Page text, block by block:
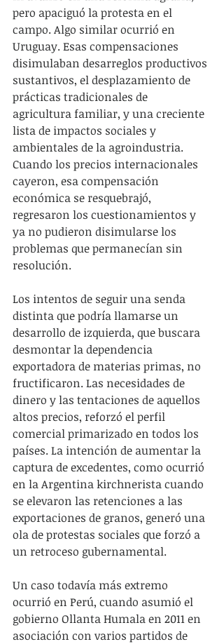
pero apaciguó la protesta en el
campo. Algo similar ocurrió en
Uruguay. Esas compensaciones
disimulaban desarreglos productivos
sustantivos, el desplazamiento de
prácticas tradicionales de
agricultura familiar, y una creciente
lista de impactos sociales y
ambientales de la agroindustria.
Cuando los precios internacionales
cayeron, esa compensación
económica se resquebrajó,
regresaron los cuestionamientos y
ya no pudieron disimularse los
problemas que permanecían sin
resolución.
Los intentos de seguir una senda
distinta que podría llamarse un
desarrollo de izquierda, que buscara
desmontar la dependencia
exportadora de materias primas, no
fructificaron. Las necesidades de
dinero y las tentaciones de aquellos
altos precios, reforzó el perfil
comercial primarizado en todos los
países. La intención de aumentar la
captura de excedentes, como ocurrió
en la Argentina kirchnerista cuando
se elevaron las retenciones a las
exportaciones de granos, generó una
ola de protestas sociales que forzó a
un retroceso gubernamental.
Un caso todavía más extremo
ocurrió en Perú, cuando asumió el
gobierno Ollanta Humala en 2011 en
asociación con varios partidos de